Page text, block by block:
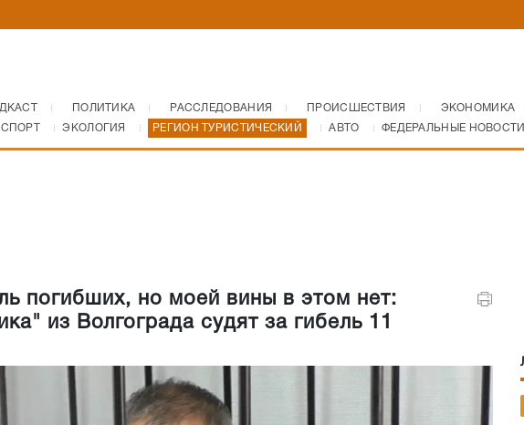
ПОЛИТИКА РАССЛЕДОВАНИЯ ПРОИСШЕСТВИЯ ЭКОНОМИКА
ЭКОЛОГИЯ РЕГИОН ТУРИСТИЧЕСКИЙ АВТО ФЕДЕРАЛЬНЫЕ НОВОСТИ